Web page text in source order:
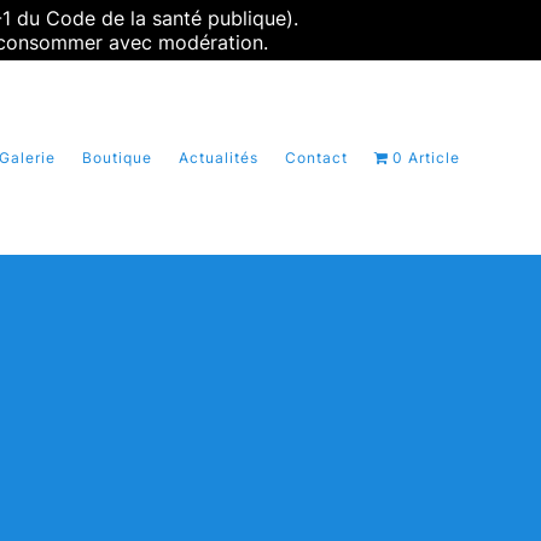
du Code de la santé publique).
avec modération.
Boutique Actualités Contact 0 Article